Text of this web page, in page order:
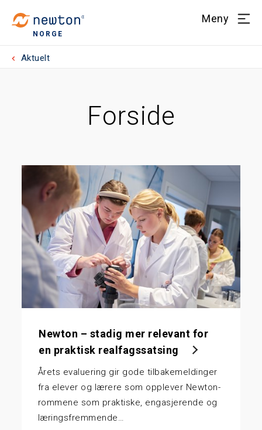
NORGE
Meny
Aktuelt
Forside
Newton – stadig mer relevant for
en praktisk realfagssatsing
Årets evaluering gir gode tilbakemeldinger
fra elever og lærere som opplever Newton-
rommene som praktiske, engasjerende og
læringsfremmende…